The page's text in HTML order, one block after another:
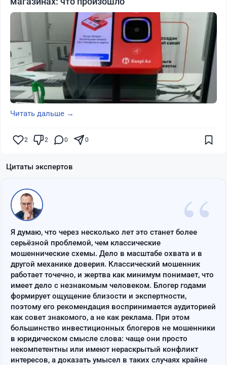
Читать дальше →
2 2 0 0
Цитаты экспертов
“
Я думаю, что через несколько лет это станет более
серьёзной проблемой, чем классические
мошеннические схемы. Дело в масштабе охвата и в
другой механике доверия. Классический мошенник
работает точечно, и жертва как минимум понимает, что
имеет дело с незнакомым человеком. Блогер годами
формирует ощущение близости и экспертности,
поэтому его рекомендация воспринимается аудиторией
как совет знакомого, а не как реклама. При этом
большинство инвестиционных блогеров не мошенники
в юридическом смысле слова: чаще они просто
некомпетентны или имеют нераскрытый конфликт
интересов, а доказать умысел в таких случаях крайне